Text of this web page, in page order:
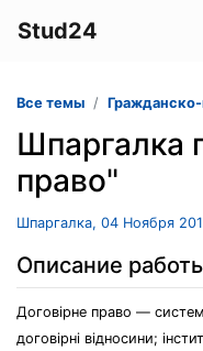
Stud24
Все темы
Шпаргалка
право"
Шпаргалка, 04 Ноября
Описание
Договірне право —
договірні відносини;